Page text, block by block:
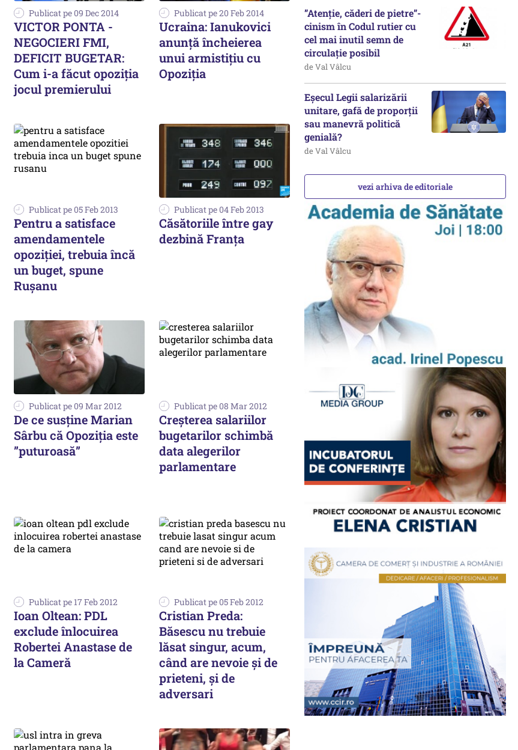
Publicat pe 09 Dec 2014
VICTOR PONTA -
NEGOCIERI FMI,
DEFICIT BUGETAR:
Cum i-a făcut opoziția
jocul premierului
Publicat pe 20 Feb 2014
Ucraina: Ianukovici
anunță încheierea
unui armistițiu cu
Opoziția
Publicat pe 05 Feb 2013
Pentru a satisface
amendamentele
opoziției, trebuia încă
un buget, spune
Rușanu
Publicat pe 04 Feb 2013
Căsătoriile între gay
dezbină Franța
Publicat pe 09 Mar 2012
De ce susține Marian
Sârbu că Opoziția este
”puturoasă”
Publicat pe 08 Mar 2012
Creşterea salariilor
bugetarilor schimbă
data alegerilor
parlamentare
Publicat pe 17 Feb 2012
Ioan Oltean: PDL
exclude înlocuirea
Robertei Anastase de
la Cameră
Publicat pe 05 Feb 2012
Cristian Preda:
Băsescu nu trebuie
lăsat singur, acum,
când are nevoie și de
prieteni, și de
adversari
”Atenție, căderi de pietre”-
cinism în Codul rutier cu
cel mai inutil semn de
circulație posibil
de Val Vâlcu
Eșecul Legii salarizării
unitare, gafă de proporții
sau manevră politică
genială?
de Val Vâlcu
vezi arhiva de editoriale